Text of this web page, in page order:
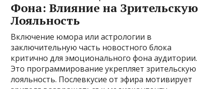
Фона: Влияние на Зрительскую
Лояльность
Включение юмора или астрологии в
заключительную часть новостного блока
критично для эмоционального фона аудитории.
Это программирование укрепляет зрительскую
лояльность. Послевкусие от эфира мотивирует